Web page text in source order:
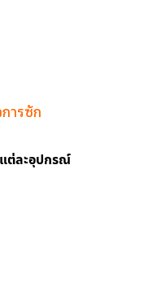
ารซัก
ต่ละอุปกรณ์